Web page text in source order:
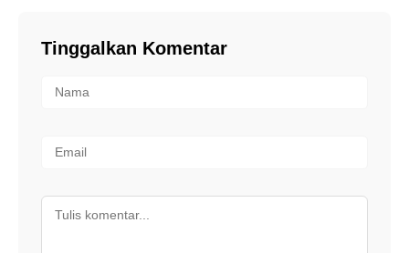
Tinggalkan Komentar